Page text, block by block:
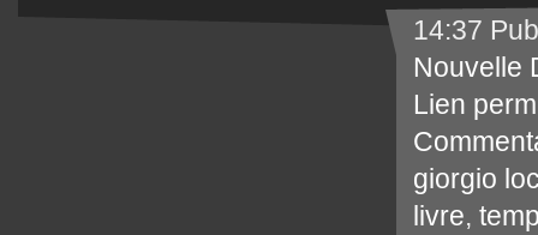
14:37
Nouvelle
Lien
giorgio
livre,